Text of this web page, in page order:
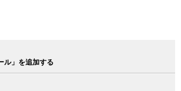
ル」を追加する